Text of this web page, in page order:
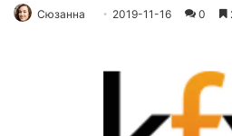
Сюзанна 2019-11-16 0